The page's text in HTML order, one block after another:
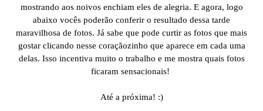
mostrando aos noivos enchiam eles de alegria. E agora, logo
abaixo vocês poderão conferir o resultado dessa tarde
maravilhosa de fotos. Já sabe que pode curtir as fotos que mais
gostar clicando nesse coraçãozinho que aparece em cada uma
delas. Isso incentiva muito o trabalho e me mostra quais fotos
ficaram sensacionais!
Até a próxima! :)